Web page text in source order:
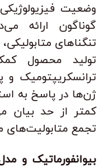
وضعیت
گوناگون ارائه
تنگناهای
تولید محصول
ترانسکریپتومیک
ژن‌ها در پاسخ به
کمتر از حد بیان
تجمع متابولیت‌های
بیوانفورماتیک و